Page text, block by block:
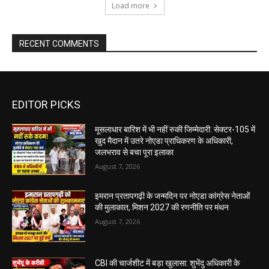
Load more
RECENT COMMENTS
EDITOR PICKS
मूसलाधार बारिश में भी नहीं रुकी जिम्मेदारी: सेक्टर-105 में
खुद मैदान में उतरे नोएडा प्राधिकरण के अधिकारी,
जलभराव से बचा पूरा इलाका
August 7, 2026
इमरान प्रतापगढ़ी के जन्मदिन पर नोएडा कांग्रेस नेताओं
की मुलाकात, मिशन 2027 की रणनीति पर मंथन
August 7, 2026
CBI की चार्जशीट में बड़ा खुलासा: शुभेंदु अधिकारी के